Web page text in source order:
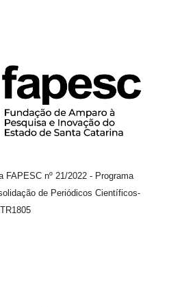
FAPESC nº 21/2022 - Programa
de Periódicos Científicos-